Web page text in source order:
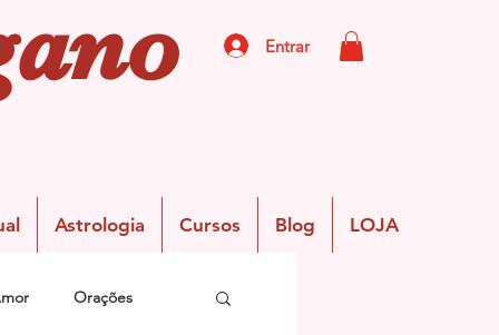
Entrar
Astrologia Cursos Blog LOJA
Orações